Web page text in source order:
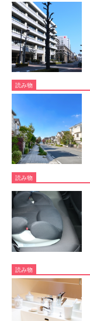
読み物
読み物
読み物